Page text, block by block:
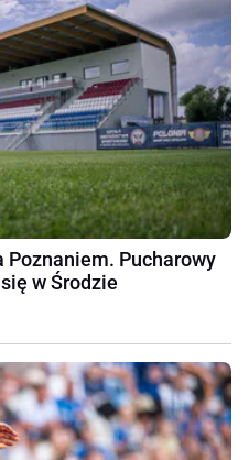
Poznaniem. Pucharowy
w Środzie